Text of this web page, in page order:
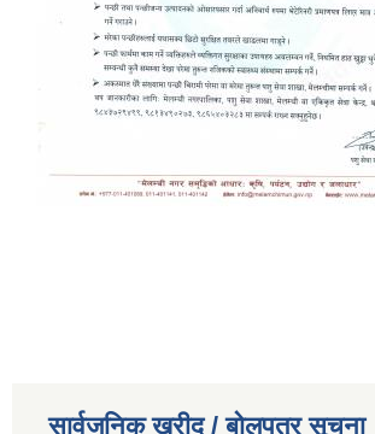
सार्वजनिक खरीद / बोलपत्र सूचना